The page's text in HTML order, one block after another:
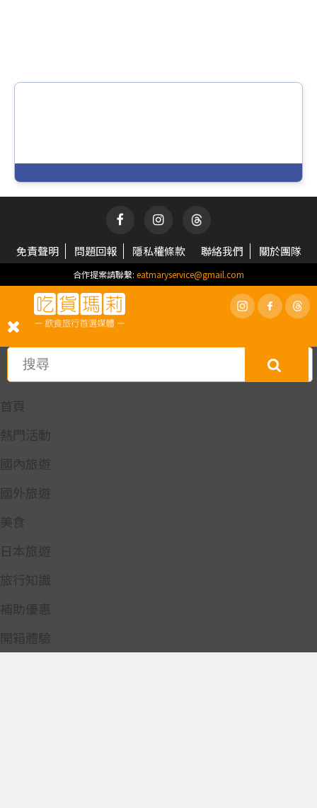
免責聲明 問題回報 隱私權條款 聯絡我們 關於團隊
合作提案請聯繫: eatmaryservice@gmail.com
首頁
熱門活動
國內旅遊
國外旅遊
美食
日本旅遊
旅行知識
補助優惠
開箱體驗